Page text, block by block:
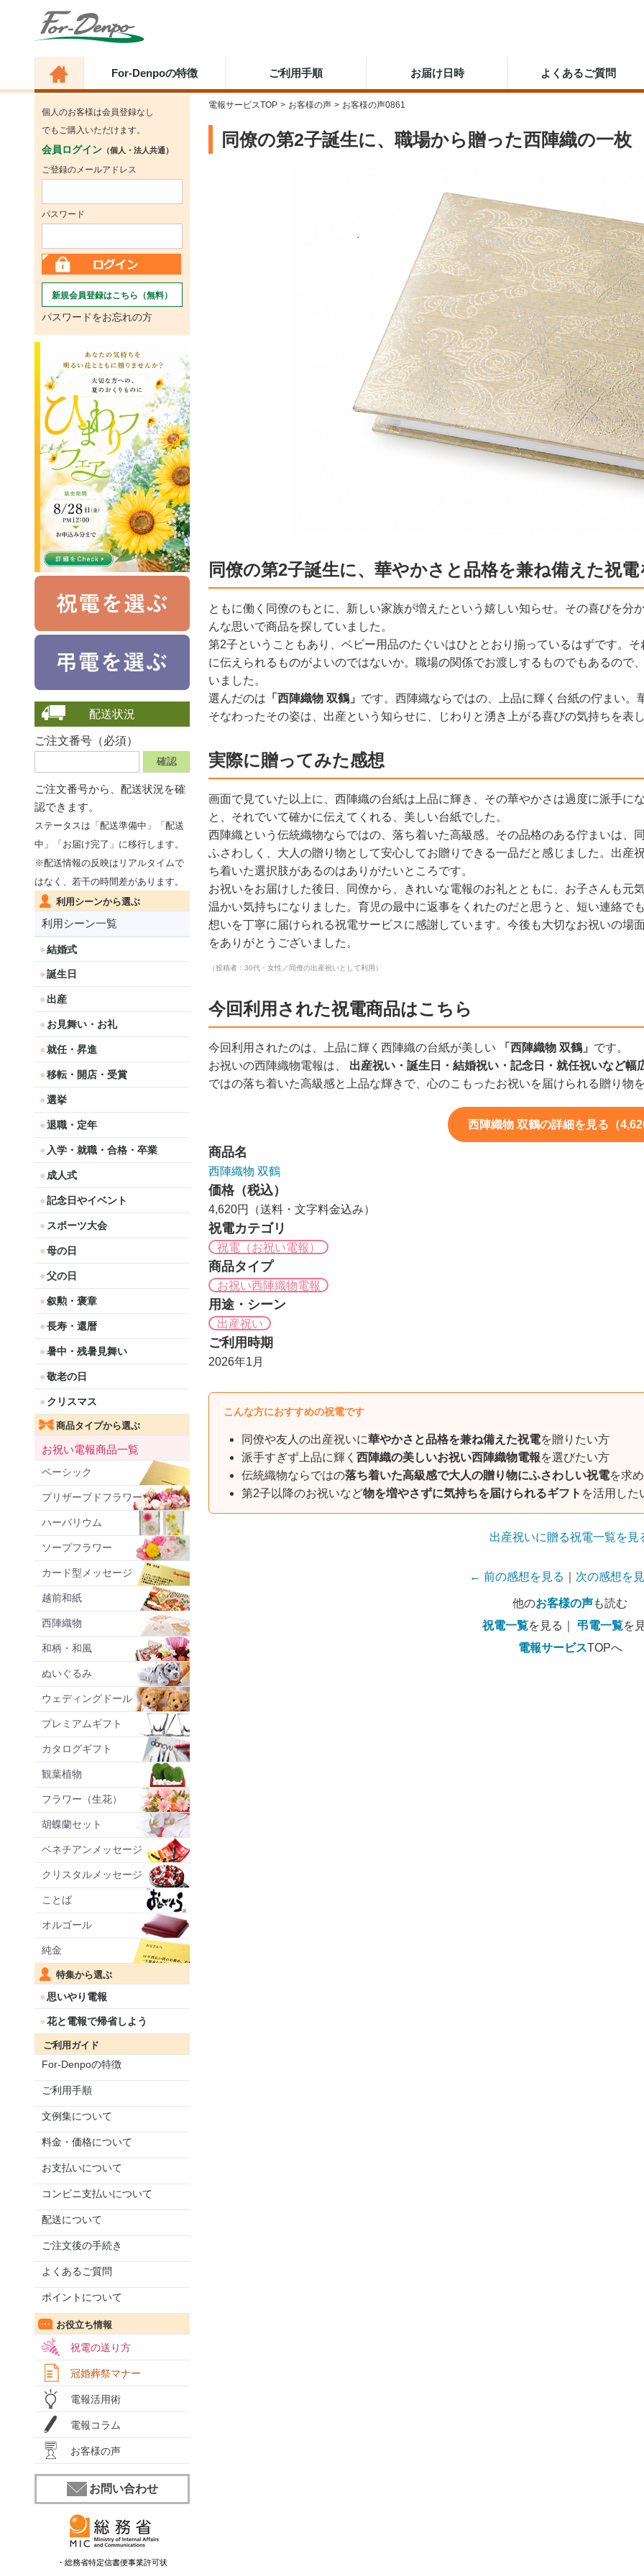
For-Denpoの特徴 ご利用手順 お届け日時 よくあるご質問
個人のお客様は会員登録なし
でもご購入いただけます。
会員ログイン （個人・法人共通）
ご登録のメールアドレス
パスワード
新規会員登録はこちら（無料）
パスワードをお忘れの方
配送状況
ご注文番号（必須）
ご注文番号から、 配送状況を確
認できます。
ステータスは「配送準備中」「配送
中」「お届け完了」に移行します。
※配送情報の反映はリアルタイムで
はなく、若干の時間差があります。
利用シーンから選ぶ
利用シーン一覧
結婚式
誕生日
出産
お見舞い・お礼
就任・昇進
移転・開店・受賞
選挙
退職・定年
入学・就職・合格・卒業
成人式
記念日やイベント
スポーツ大会
母の日
父の日
叙勲・褒章
長寿・還暦
暑中・残暑見舞い
敬老の日
クリスマス
商品タイプから選ぶ
お祝い電報商品一覧
ベーシック
プリザーブドフラワー
ハーバリウム
ソープフラワー
カード型メッセージ
越前和紙
西陣織物
和柄・和風
ぬいぐるみ
ウェディングドール
プレミアムギフト
カタログギフト
観葉植物
フラワー（生花）
胡蝶蘭セット
ベネチアンメッセージ
クリスタルメッセージ
ことば
オルゴール
純金
特集から選ぶ
思いやり電報
花と電報で帰省しよう
ご利用ガイド
For-Denpoの特徴
ご利用手順
文例集について
料金・価格について
お支払いについて
コンビニ支払いについて
配送について
ご注文後の手続き
よくあるご質問
ポイントについて
お役立ち情報
祝電の送り方
冠婚葬祭マナー
電報活用術
電報コラム
お客様の声
お問い合わせ
・総務省特定信書便事業許可状
電報サービスTOP > お客様の声 > お客様の声0861
同僚の第2子誕生に、職場から贈った西陣織の一枚
同僚の第2子誕生に、華やかさと品格を兼ね備えた祝
ともに働く同僚のもとに、新しい家族が増えたという嬉しい知らせ。その喜びを分
んな思いで商品を探していました。
第2子ということもあり、ベビー用品のたぐいはひととおり揃っているはずです。
に伝えられるものがよいのではないか。職場の関係でお渡しするものでもあるので
いました。
選んだのは 「西陣織物 双鶴」 です。西陣織ならではの、上品に輝く台紙の佇まい
そなわったその姿は、出産という知らせに、じわりと湧き上がる喜びの気持ちを表
実際に贈ってみた感想
画面で見ていた以上に、西陣織の台紙は上品に輝き、その華やかさは過度に派手に
と、それでいて確かに伝えてくれる、美しい台紙でした。
西陣織という伝統織物ならではの、落ち着いた高級感。その品格のある佇まいは、
ふさわしく、大人の贈り物として安心してお贈りできる一品だと感じました。出産
ち着いた選択肢があるのはありがたいところです。
お祝いをお届けした後日、同僚から、きれいな電報のお礼とともに、お子さんも元
温かい気持ちになりました。育児の最中に返事をくれたのだと思うと、短い連絡で
想いを丁寧に届けられる祝電サービスに感謝しています。今後も大切なお祝いの場
をありがとうございました。
（投稿者：30代・女性／同僚の出産祝いとして利用）
今回利用された祝電商品はこちら
今回利用されたのは、上品に輝く西陣織の台紙が美しい 「西陣織物 双鶴」 です。
お祝いの西陣織物電報は、 出産祝い・誕生日・結婚祝い・記念日・就任祝いなど幅
ではの落ち着いた高級感と上品な輝きで、心のこもったお祝いを届けられる贈り物
西陣織物 双鶴の詳細を見る（
商品名
西陣織物 双鶴
価格（税込）
4,620円（送料・文字料金込み）
祝電カテゴリ
祝電（お祝い電報）
商品タイプ
お祝い西陣織物電報
用途・シーン
出産祝い
ご利用時期
2026年1月
こんな方におすすめの祝電です
同僚や友人の出産祝いに華やかさと品格を兼ね備えた祝電を贈りたい方
派手すぎず上品に輝く 西陣織の美しいお祝い西陣織物電報を選びたい方
伝統織物ならではの落ち着いた高級感で大人の贈り物にふさわしい祝電を求
第2子以降のお祝いなど物を増やさずに気持ちを届けられるギフト を活用した
出産祝いに贈る祝電一覧を見
← 前の感想を見る 次の感想を
他のお客様の声も読む
祝電一覧を見る｜ 弔電一覧を
電報サービスTOPへ